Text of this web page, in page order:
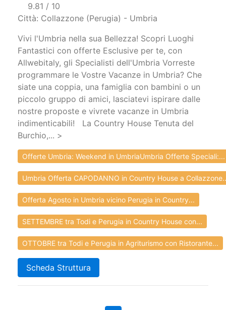
9.81 / 10
Città: Collazzone (Perugia) - Umbria
Vivi l'Umbria nella sua Bellezza! Scopri Luoghi
Fantastici con offerte Esclusive per te, con
Allwebitaly, gli Specialisti dell'Umbria Vorreste
programmare le Vostre Vacanze in Umbria? Che
siate una coppia, una famiglia con bambini o un
piccolo gruppo di amici, lasciatevi ispirare dalle
nostre proposte e vivrete vacanze in Umbria
indimenticabili! La Country House Tenuta del
Burchio,... >
Offerte Umbria: Weekend in UmbriaUmbria Offerte Speciali:...
Umbria Offerta CAPODANNO in Country House a
Offerta Agosto in Umbria vicino Perugia in Country...
SETTEMBRE tra Todi e Perugia in Country House con...
OTTOBRE tra Todi e Perugia in Agriturismo con Ristorante...
Scheda Struttura